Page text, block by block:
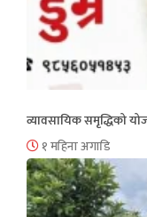
व्यावसायिक समृद्धिको
१ महिना अगाडि